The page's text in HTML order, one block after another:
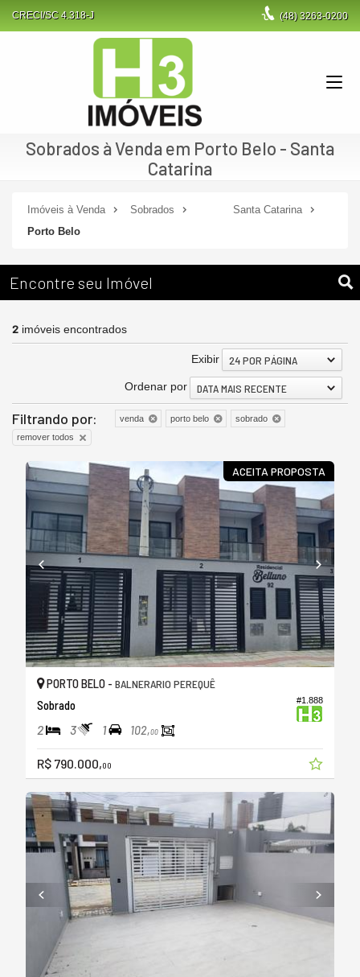
CRECI/SC 4.318-J (48)3263-0200
Sobrados à Venda em Porto Belo - Santa
Catarina
Imóveis à Venda Sobrados
Santa Catarina
Porto Belo
Encontre seu Imóvel
2 imóveis encontrados
Exibir 24 POR PÁGINA
Ordenar por DATA MAIS RECENTE
Filtrando por: venda porto belo
sobrado
remover todos
ACEITA PROPOSTA
#1.888
PORTO BELO - BALNERARIO PEREQUÊ
Sobrado
2 3 1 102,00
R$ 790.000,00